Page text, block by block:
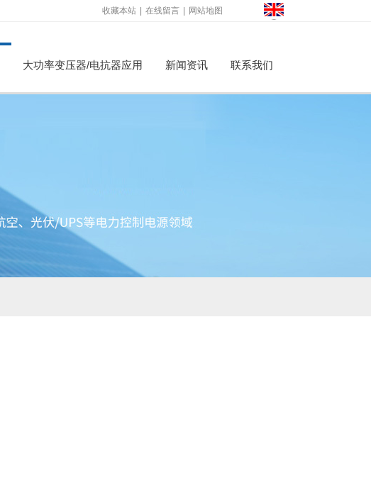
收藏本站 在线留言 网站地图
大功率变压器/电抗器应用 新闻资讯 联系我们